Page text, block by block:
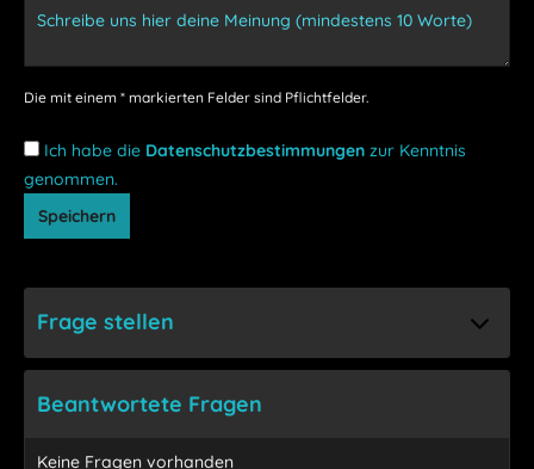
Die mit einem * markierten Felder sind Pflichtfelder.
Ich habe die Datenschutzbestimmungen zur Kenntnis
genommen.
Speichern
Frage stellen
Beantwortete Fragen
Keine Fragen vorhanden